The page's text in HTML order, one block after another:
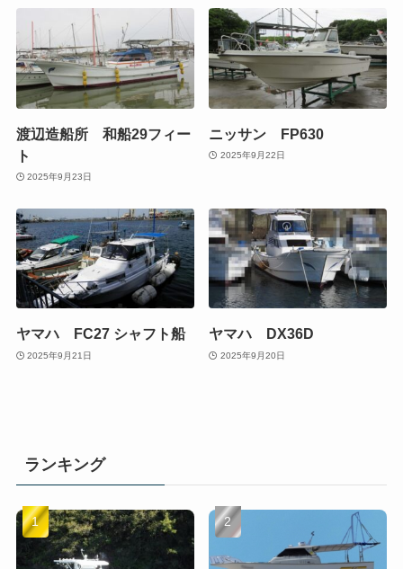
渡辺造船所 和船29フィー
ト
2025年9月23日
ニッサン FP630
2025年9月22日
ヤマハ FC27 シャフト船
2025年9月21日
ヤマハ DX36D
2025年9月20日
ランキング